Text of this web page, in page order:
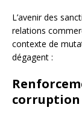
L’avenir des
relations
contexte de
dégagent :
corruption